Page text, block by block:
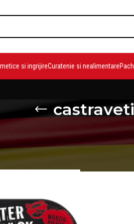
si ingrijireCuratenie si nealimentare
castraveti
etichetate „castraveti”